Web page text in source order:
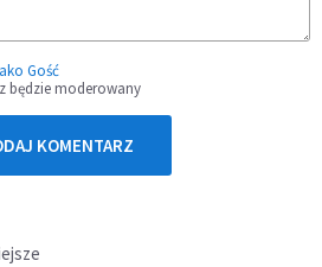
Gość
będzie moderowany
KOMENTARZ